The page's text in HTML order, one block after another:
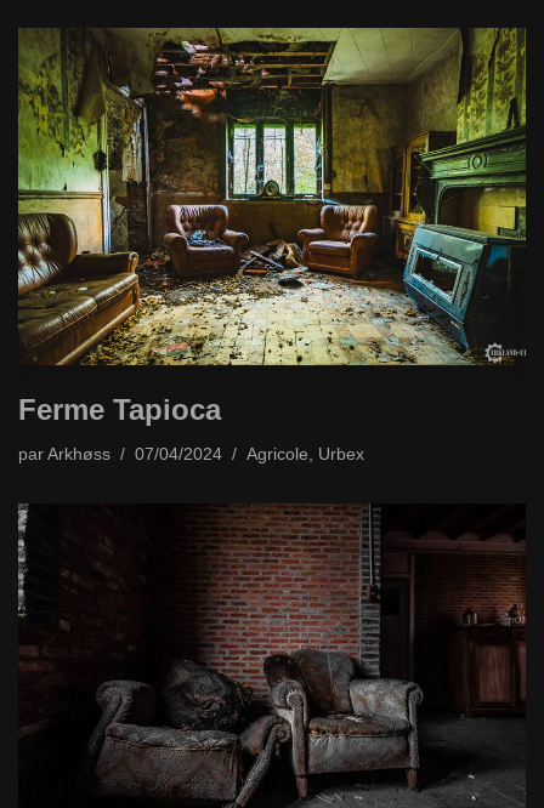
Ferme Tapioca
par Arkhøss 07/04/2024 Agricole, Urbex